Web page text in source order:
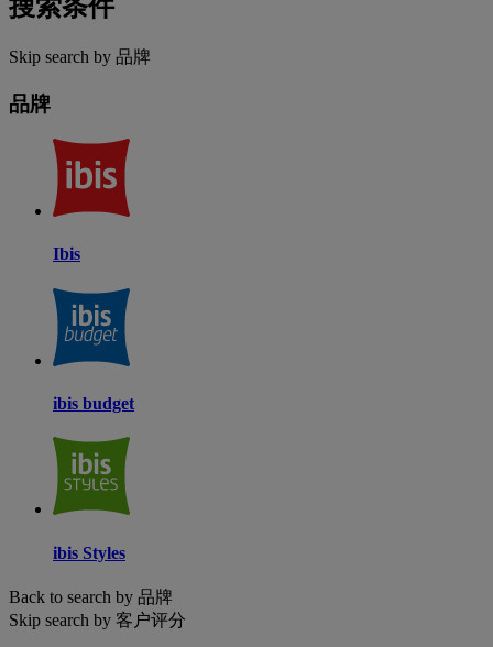
搜索条件
Skip search by 品牌
品牌
Ibis
ibis budget
ibis Styles
Back to search by 品牌
Skip search by 客户评分